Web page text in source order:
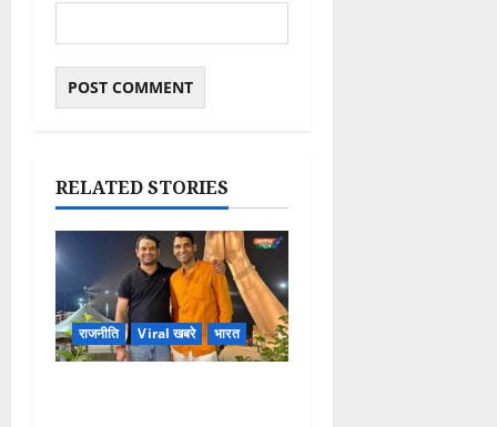
RELATED STORIES
राजनीति Viral खबरे भारत